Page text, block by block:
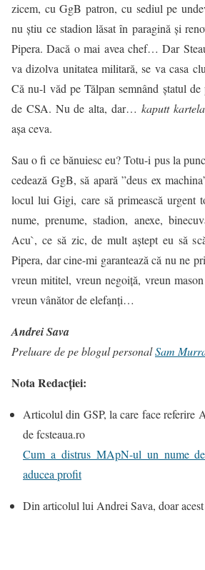
zicem, cu GgB patron, cu sediul pe
nu știu ce stadion lăsat în paragină și
Pipera. Dacă o mai avea chef… Dar
va dizolva unitatea militară, se va casa
Că nu-l văd pe Tălpan semnând ștatul
de CSA. Nu de alta, dar… kaputt
așa ceva.
Sau o fi ce bănuiesc eu? Totu-i pus la
cedează GgB, să apară ”deus ex
locul lui Gigi, care să primească urgent
nume, prenume, stadion, anexe,
Acu`, ce să zic, de mult aștept eu să
Pipera, dar cine-mi garantează că nu ne
vreun mititel, vreun negoiță, vreun
vreun vânător de elefanți…
Andrei Sava
Preluare de pe blogul personalSam
NotaRedacției:
Articolul din GSP, la care face referire
de fcsteaua.ro
Cum a distrus MApN-ul un nume
aducea profit
Din articolul lui Andrei Sava, doar